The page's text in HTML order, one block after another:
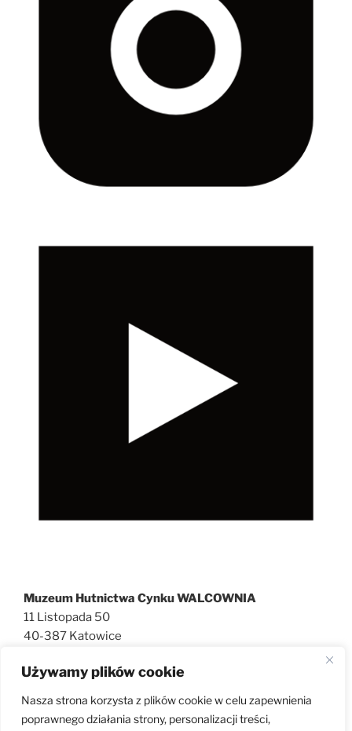
Używamy plików cookie
Nasza strona korzysta z plików cookie w celu zapewnienia
poprawnego działania strony, personalizacji treści,
Muzeum Hutnictwa Cynku WALCOWNIA
11 Listopada 50
40-387 Katowice
walcownia@muzeatechniki.pl